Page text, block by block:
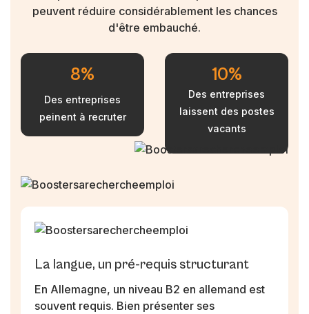
peuvent réduire considérablement les chances
d'être embauché.
19%
Des entreprises
peinent à recruter
24%
Des entreprises
laissent des postes
vacants
La langue, un pré-requis structurant
En Allemagne, un niveau B2 en allemand est
souvent requis. Bien présenter ses